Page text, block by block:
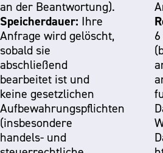
an der Beantwortung).
Speicherdauer: Ihre
Anfrage wird gelöscht,
sobald sie
abschließend
bearbeitet ist und
keine gesetzlichen
Aufbewahrungspflichten
(insbesondere
handels- und